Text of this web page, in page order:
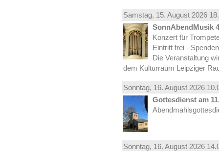
Samstag, 15. August 2026
SonnAbendMusik 4
Konzert für
Eintritt frei -
Die Veranstaltung
dem Kulturraum Leipziger
Sonntag, 16. August 2026
Gottesdienst am
Sonntag, 16. August 2026